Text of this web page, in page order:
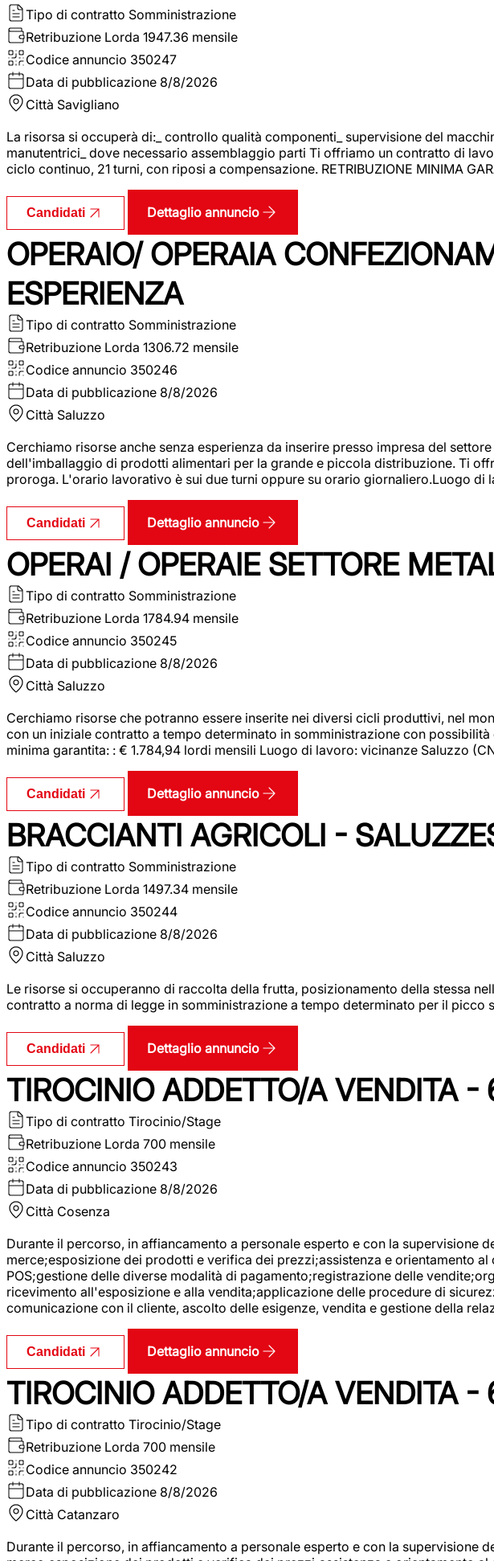
Tipo di contratto Somministrazione
Retribuzione Lorda 1947.36 mensile
Codice annuncio 350247
Data di pubblicazione 8/8/2026
Città Savigliano
La risorsa si occuperà di:_ controllo qualità componenti_ supervisione del
manutentrici_ dove necessario assemblaggio parti Ti offriamo un contratto di
ciclo continuo, 21 turni, con riposi a compensazione. RETRIBUZIONE MINIMA
Candidati Dettaglio annuncio
OPERAIO/ OPERAIA
ESPERIENZA
Tipo di contratto Somministrazione
Retribuzione Lorda 1306.72 mensile
Codice annuncio 350246
Data di pubblicazione 8/8/2026
Città Saluzzo
Cerchiamo risorse anche senza esperienza da inserire presso impresa del
dell'imballaggio di prodotti alimentari per la grande e piccola distribuzione. Ti
proroga. L'orario lavorativo è sui due turni oppure su orario giornaliero.Luogo
Candidati Dettaglio annuncio
OPERAI / OPERAIE SETTORE
Tipo di contratto Somministrazione
Retribuzione Lorda 1784.94 mensile
Codice annuncio 350245
Data di pubblicazione 8/8/2026
Città Saluzzo
Cerchiamo risorse che potranno essere inserite nei diversi cicli produttivi, nel
con un iniziale contratto a tempo determinato in somministrazione con
minima garantita: : € 1.784,94 lordi mensili Luogo di lavoro: vicinanze Saluzzo
Candidati Dettaglio annuncio
BRACCIANTI AGRICOLI -
Tipo di contratto Somministrazione
Retribuzione Lorda 1497.34 mensile
Codice annuncio 350244
Data di pubblicazione 8/8/2026
Città Saluzzo
Le risorse si occuperanno di raccolta della frutta, posizionamento della stessa
contratto a norma di legge in somministrazione a tempo determinato per il picco
Candidati Dettaglio annuncio
TIROCINIO ADDETTO/A VENDITA -
Tipo di contratto Tirocinio/Stage
Retribuzione Lorda 700 mensile
Codice annuncio 350243
Data di pubblicazione 8/8/2026
Città Cosenza
Durante il percorso, in affiancamento a personale esperto e con la
merce;esposizione dei prodotti e verifica dei prezzi;assistenza e orientamento
POS;gestione delle diverse modalità di pagamento;registrazione delle
ricevimento all'esposizione e alla vendita;applicazione delle procedure di
comunicazione con il cliente, ascolto delle esigenze, vendita e gestione della
Candidati Dettaglio annuncio
TIROCINIO ADDETTO/A VENDITA -
Tipo di contratto Tirocinio/Stage
Retribuzione Lorda 700 mensile
Codice annuncio 350242
Data di pubblicazione 8/8/2026
Città Catanzaro
Durante il percorso, in affiancamento a personale esperto e con la